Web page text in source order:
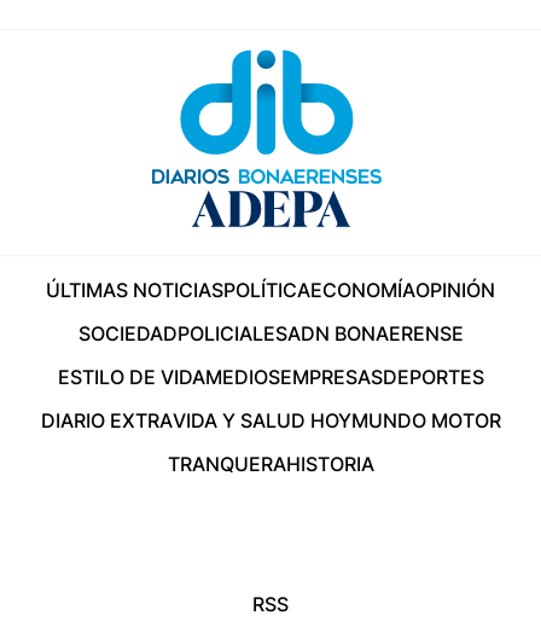
ÚLTIMAS NOTICIASPOLÍTICAECONOMÍAOPINIÓN
SOCIEDADPOLICIALESADN BONAERENSE
ESTILO DE VIDAMEDIOSEMPRESASDEPORTES
DIARIO EXTRAVIDA Y SALUD HOYMUNDO MOTOR
TRANQUERAHISTORIA
RSS